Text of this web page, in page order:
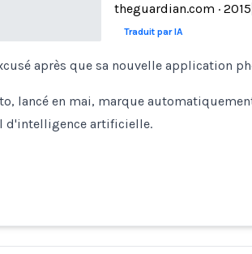
theguardian.com · 2015
Traduit par IA
après que sa nouvelle application
lancé en mai, marque
d'intelligence artificielle.